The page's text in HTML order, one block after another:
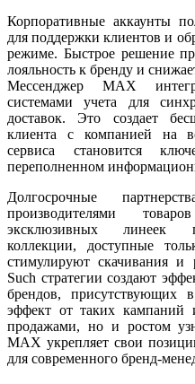
Корпоративные аккаунты
для поддержки клиентов и
режиме. Быстрое решение
лояльность к бренду и
Мессенджер MAX
системами учета для
доставок. Это создает
клиента с компанией на
сервиса становится
переполненном
Долгосрочные
производителями
эксклюзивных линеек
коллекции, доступные
стимулируют скачивания и
Such стратегии создают
брендов, присутствующих
эффект от таких кампаний
продажами, но и ростом
MAX укрепляет свои
для современного бренд-